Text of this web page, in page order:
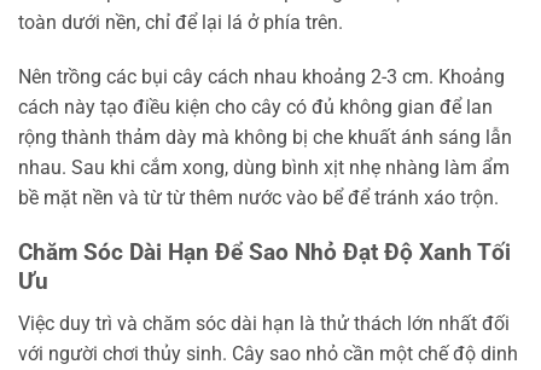
toàn dưới nền, chỉ để lại lá ở phía trên.
Nên trồng các bụi cây cách nhau khoảng 2-3 cm. Khoảng
cách này tạo điều kiện cho cây có đủ không gian để lan
rộng thành thảm dày mà không bị che khuất ánh sáng lẫn
nhau. Sau khi cắm xong, dùng bình xịt nhẹ nhàng làm ẩm
bề mặt nền và từ từ thêm nước vào bể để tránh xáo trộn.
Chăm Sóc Dài Hạn Để Sao Nhỏ Đạt Độ Xanh Tối
Ưu
Việc duy trì và chăm sóc dài hạn là thử thách lớn nhất đối
với người chơi thủy sinh. Cây sao nhỏ cần một chế độ dinh